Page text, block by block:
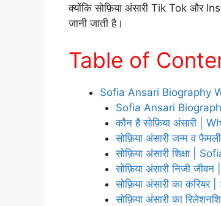
क्योंकि सोफ़िया अंसारी Tik Tok
जानी जाती है।
Table of
Sofia Ansari Biography
Sofia Ansari
कौन है सोफ़िया अंसारी |
सोफ़िया अंसारी जन्म व
सोफ़िया अंसारी शिक्षा |
सोफ़िया अंसारी निजी
सोफ़िया अंसारी का
सोफ़िया अंसारी का